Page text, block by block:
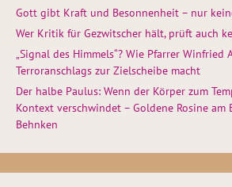
Gott gibt Kraft und Besonnenheit – nur
Wer Kritik für Gezwitscher hält, prüft auch
„Signal des Himmels“? Wie Pfarrer Winfried
Terroranschlags zur Zielscheibe macht
Der halbe Paulus: Wenn der Körper zum
Kontext verschwindet – Goldene Rosine am
Behnken